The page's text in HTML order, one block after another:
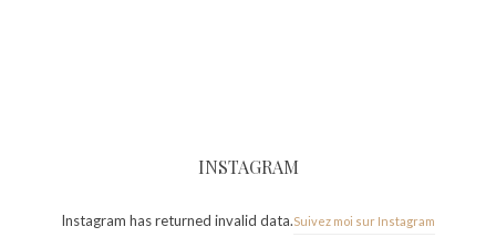
INSTAGRAM
Instagram has returned invalid data.Suivez moi sur Instagram